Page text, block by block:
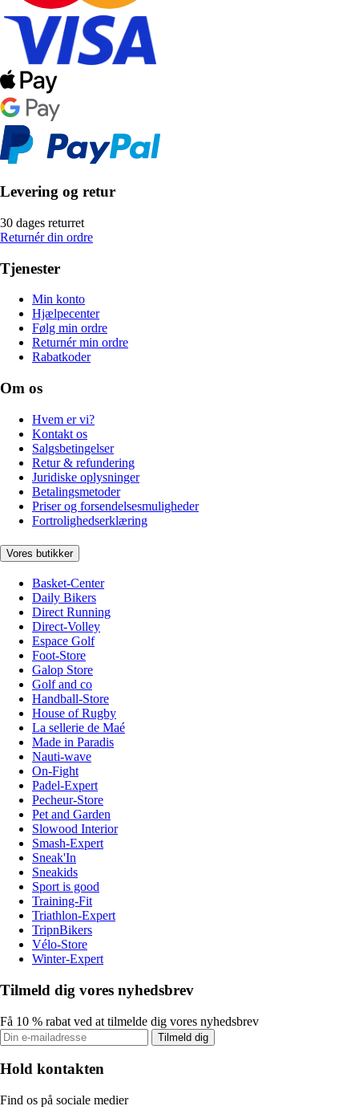
Levering og retur
30 dages returret
Returnér din ordre
Tjenester
Min konto
Hjælpecenter
Følg min ordre
Returnér min ordre
Rabatkoder
Om os
Hvem er vi?
Kontakt os
Salgsbetingelser
Retur & refundering
Juridiske oplysninger
Betalingsmetoder
Priser og forsendelsesmuligheder
Fortrolighedserklæring
Vores butikker
Basket-Center
Daily Bikers
Direct Running
Direct-Volley
Espace Golf
Foot-Store
Galop Store
Golf and co
Handball-Store
House of Rugby
La sellerie de Maé
Made in Paradis
Nauti-wave
On-Fight
Padel-Expert
Pecheur-Store
Pet and Garden
Slowood Interior
Smash-Expert
Sneak'In
Sneakids
Sport is good
Training-Fit
Triathlon-Expert
TripnBikers
Vélo-Store
Winter-Expert
Tilmeld dig vores nyhedsbrev
Få 10 % rabat ved at tilmelde dig vores nyhedsbrev
Tilmeld dig
Hold kontakten
Find os på sociale medier